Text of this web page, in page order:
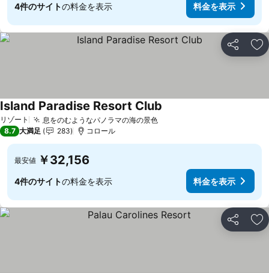
4件のサイトの料金を表示 料金を表示
シェア お
リゾート 息をのむようなパノラマの海の景色料金を表示
Island Paradise Resort Club
8.7 大満足 283 コロール
最安値 ￥32,156
4件のサイトの料金を表示 料金を表示
シェア お